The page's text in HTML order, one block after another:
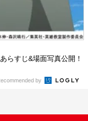
らすじ&場面写真公開！
by